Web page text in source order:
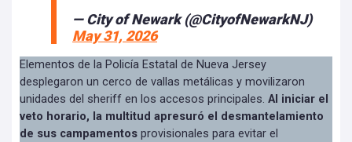
— City of Newark (@CityofNewarkNJ)
May 31, 2026
Elementos de la Policía Estatal de Nueva Jersey
desplegaron un cerco de vallas metálicas y movilizaron
unidades del sheriff en los accesos principales. Al iniciar el
veto horario, la multitud apresuró el desmantelamiento
de sus campamentos provisionales para evitar el